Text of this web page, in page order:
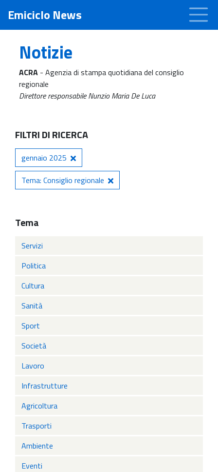
Emiciclo News
Notizie
ACRA - Agenzia di stampa quotidiana del consiglio
regionale
Direttore responsabile Nunzio Maria De Luca
FILTRI DI RICERCA
gennaio 2025
Tema: Consiglio regionale
Tema
Servizi
Politica
Cultura
Sanità
Sport
Società
Lavoro
Infrastrutture
Agricoltura
Trasporti
Ambiente
Eventi